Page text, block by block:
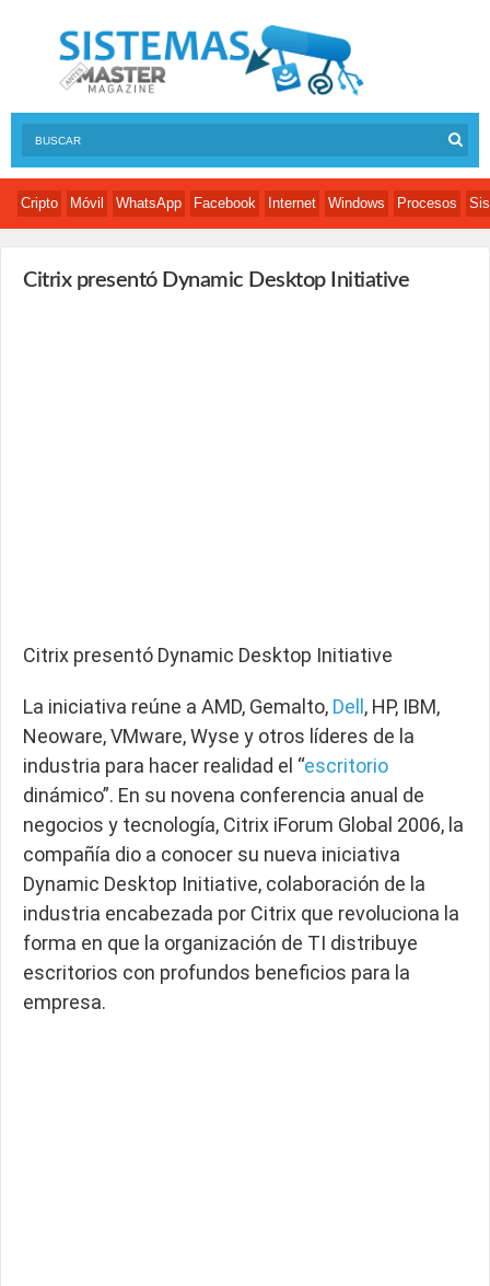
Cripto Móvil WhatsApp Facebook Internet Windows Procesos
Citrix presentó Dynamic Desktop Initiative
Citrix presentó Dynamic Desktop Initiative
La iniciativa reúne a AMD, Gemalto, Dell , HP, IBM,
Neoware, VMware, Wyse y otros líderes de la
industria para hacer realidad el “escritorio
dinámico”. En su novena conferencia anual de
negocios y tecnología, Citrix iForum Global 2006, la
compañía dio a conocer su nueva iniciativa
Dynamic Desktop Initiative, colaboración de la
industria encabezada por Citrix que revoluciona la
forma en que la organización de TI distribuye
escritorios con profundos beneficios para la
empresa.